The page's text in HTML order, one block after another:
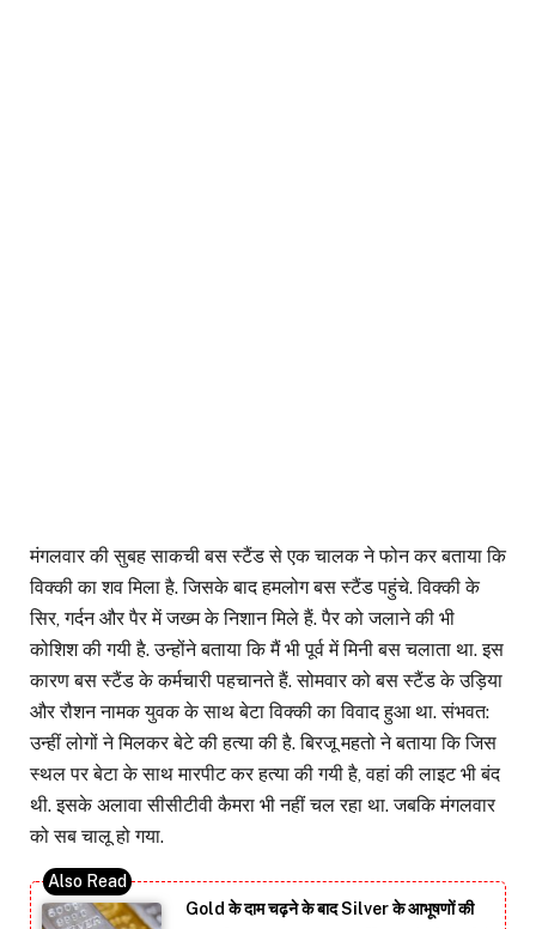
मंगलवार की सुबह साकची बस स्टैंड से एक चालक ने फोन कर बताया कि
विक्की का शव मिला है. जिसके बाद हमलोग बस स्टैंड पहुंचे. विक्की के
सिर, गर्दन और पैर में जख्म के निशान मिले हैं. पैर को जलाने की भी
कोशिश की गयी है. उन्होंने बताया कि मैं भी पूर्व में मिनी बस चलाता था. इस
कारण बस स्टैंड के कर्मचारी पहचानते हैं. सोमवार को बस स्टैंड के उड़िया
और रौशन नामक युवक के साथ बेटा विक्की का विवाद हुआ था. संभवत:
उन्हीं लोगों ने मिलकर बेटे की हत्या की है. बिरजू महतो ने बताया कि जिस
स्थल पर बेटा के साथ मारपीट कर हत्या की गयी है, वहां की लाइट भी बंद
थी. इसके अलावा सीसीटीवी कैमरा भी नहीं चल रहा था. जबकि मंगलवार
को सब चालू हो गया.
Gold के दाम चढ़ने के बाद Silver के आभूषणों की